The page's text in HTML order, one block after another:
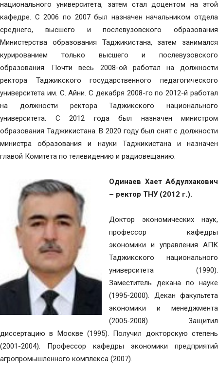
национального университета, затем стал доцентом на этой
кафедре. С 2006 по 2007 был назначен начальником отдела
среднего, высшего и послевузовского образования
Министерства образования Таджикистана, затем занимался
курированием только высшего и послевузовского
образования. Почти весь 2008-ой работал на должности
ректора Таджикского государственного педагогического
университета им. С. Айни. С декабря 2008-го по 2012-й работал
на должности ректора Таджикского национального
университета. С 2012 года был назначен министром
образования Таджикистана. В 2020 году был снят с должности
министра образования и науки Таджикистана и назначен
главой Комитета по телевидению и радиовещанию.
Одинаев Хает Абдулхакович
– ректор ТНУ (2012 г.).
Доктор экономических наук,
профессор кафедры
экономики и управления АПК
Таджикского национального
университета (1990).
Заместитель декана по науке
(1995-2000). Декан факультета
экономики и менеджмента
(2005-2008). Защитил
диссертацию в Москве (1995). Получил докторскую степень
(2001-2004). Профессор кафедры экономики предприятий
агропромышленного комплекса (2007).